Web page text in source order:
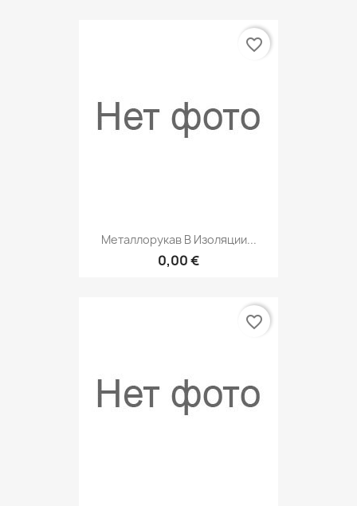
Металлорукав В Изоляции...
0,00 €
favorite_border
favorite_border